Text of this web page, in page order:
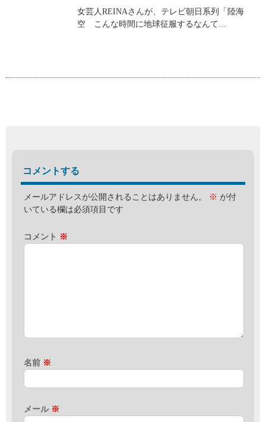
女芸人REINAさんが、テレビ朝日系列「陸海
空 こんな時間に地球征服するなんて...
コメントする
メールアドレスが公開されることはありません。 ※ が付
いている欄は必須項目です
コメント ※
名前 ※
メール ※